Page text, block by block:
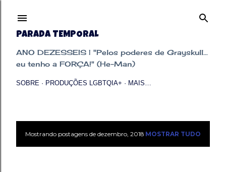
PARADA TEMPORAL
ANO DEZESSEIS | "Pelos poderes de Grayskull...
eu tenho a FORÇA!" (He-Man)
SOBRE PRODUÇÕES LGBTQIA+ MAIS…
PMostrando postagens de dezembro, 2018 MOSTRAR TUDO